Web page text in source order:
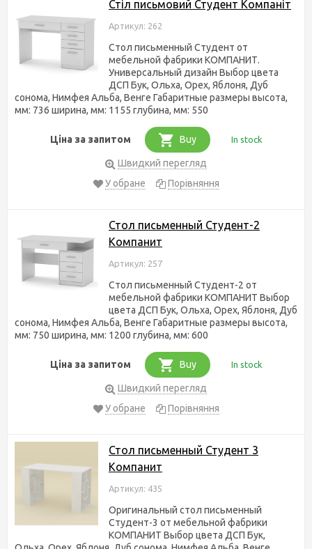
Стіл письмовий Студент Компаніт
Артикул: 262
Стол письменный Студент от
мебельной фабрики КОМПАНИТ.
Универсальный дизайн Выбор цвета
ДСП Бук, Ольха, Орех, Яблоня, Дуб
сонома, Нимфея Альба, Венге Габаритные размеры высота,
мм: 736 ширина, мм: 1155 глубина, мм: 550
Ціна за запитом Buy In stock
Швидкий перегляд
У обране
Порівняння
Стол письменный Студент-2
Компанит
Артикул: 257
Стол письменный Студент-2 от
мебельной фабрики КОМПАНИТ Выбор
цвета ДСП Бук, Ольха, Орех, Яблоня, Дуб
сонома, Нимфея Альба, Венге Габаритные размеры высота,
мм: 750 ширина, мм: 1200 глубина, мм: 600
Ціна за запитом Buy In stock
Швидкий перегляд
У обране
Порівняння
Стол письменный Студент 3
Компанит
Артикул: 435
Оригинальный стол письменный
Студент-3 от мебельной фабрики
КОМПАНИТ Выбор цвета ДСП Бук,